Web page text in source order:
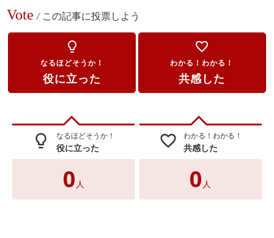
Vote / この記事に投票しよう
lightbulb_outline
なるほどそうか！
役に立った
favorite_border
わかる！わかる！
共感した
lightbulb_outline なるほどそうか！
役に立った
0 人
favorite_border わかる！わかる！
共感した
0 人